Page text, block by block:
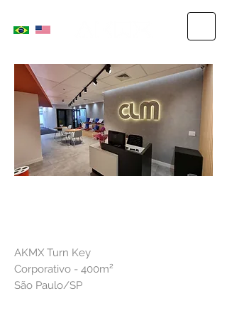
AKMX Turn Key
Corporativo - 400m²
São Paulo/SP